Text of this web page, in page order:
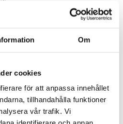
Om
cookies
för att anpassa innehållet
tillhandahålla funktioner
vår trafik. Vi